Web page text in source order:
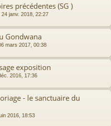
précédentes (SG )
24 janv. 2018, 22:27
Gondwana
mars 2017, 00:38
exposition
2016, 17:36
- le sanctuaire du
2016, 18:53